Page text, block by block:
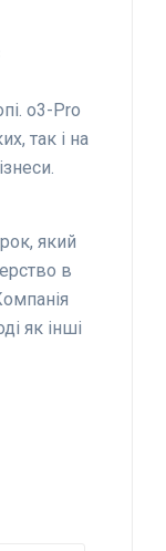
o3-Pro
так і на
який
в
як інші